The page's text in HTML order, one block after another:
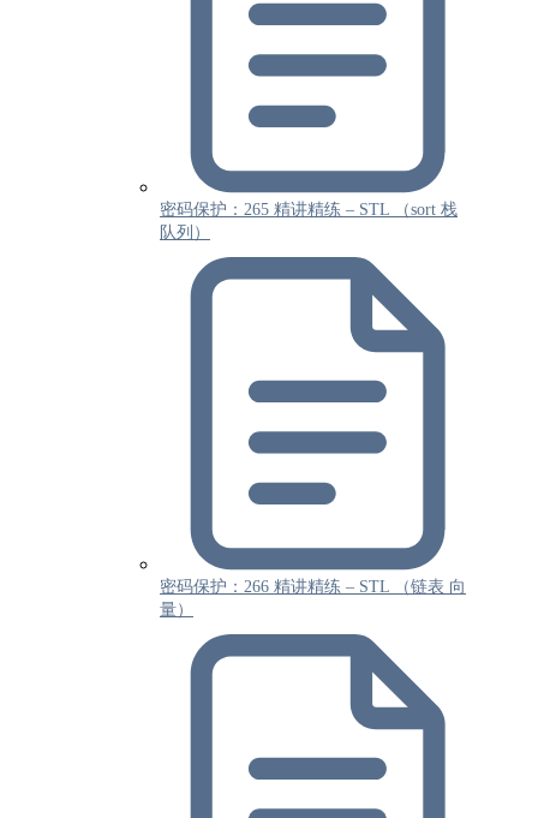
密码保护：265 精讲精练 – STL （sort 栈
队列）
密码保护：266 精讲精练 – STL （链表 向
量）